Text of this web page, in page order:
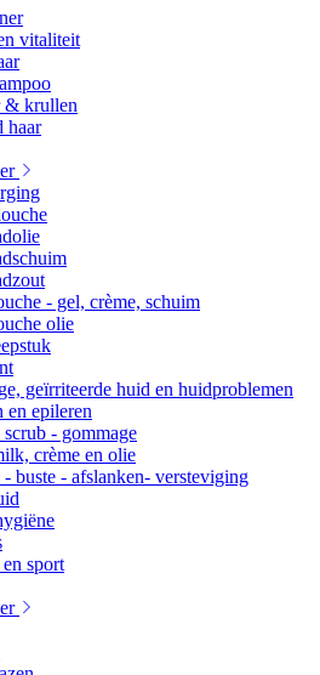
vitaliteit
& krullen
haar
- gel, crème, schuim
olie
geïrriteerde huid en huidproblemen
en epileren
- gommage
crème en olie
buste - afslanken- versteviging
sport